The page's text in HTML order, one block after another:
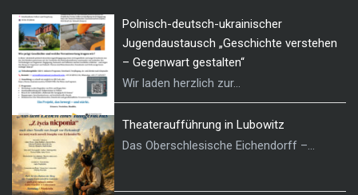
Polnisch-deutsch-ukrainischer
Jugendaustausch „Geschichte verstehen
– Gegenwart gestalten“
Wir laden herzlich zur...
Theateraufführung in Lubowitz
Das Oberschlesische Eichendorff –...